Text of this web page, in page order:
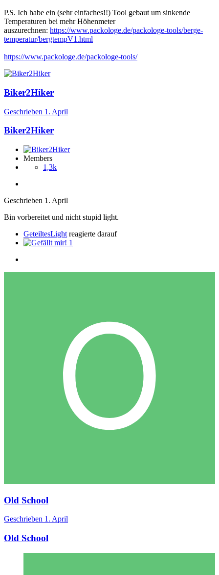
P.S. Ich habe ein (sehr einfaches!!) Tool gebaut um sinkende
Temperaturen bei mehr Höhenmeter
auszurechnen: https://www.packologe.de/packologe-tools/berge-
temperatur/bergtempV1.html
https://www.packologe.de/packologe-tools/
Biker2Hiker
Geschrieben 1. April
Biker2Hiker
Members
1,3k
Geschrieben 1. April
Bin vorbereitet und nicht stupid light.
GeteiltesLight reagierte darauf
1
Old School
Geschrieben 1. April
Old School